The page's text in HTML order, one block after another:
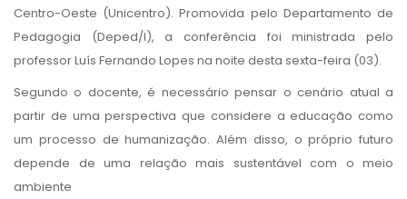
Centro-Oeste (Unicentro). Promovida pelo Departamento de
Pedagogia (Deped/I), a conferência foi ministrada pelo
professor Luís Fernando Lopes na noite desta sexta-feira (03).
Segundo o docente, é necessário pensar o cenário atual a
partir de uma perspectiva que considere a educação como
um processo de humanização. Além disso, o próprio futuro
depende de uma relação mais sustentável com o meio
ambiente